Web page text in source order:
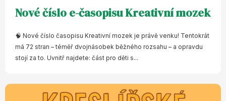
Nové číslo e-časopisu Kreativní mozek
🧠 Nové číslo časopisu Kreativní mozek je právě venku! Tentokrát
má 72 stran – téměř dvojnásobek běžného rozsahu – a opravdu
stojí za to. Uvnitř najdete: část pro děti s...